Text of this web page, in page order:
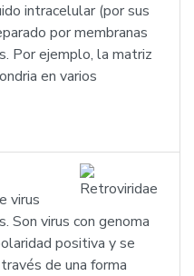
intracelular (por sus
por membranas
Por ejemplo, la matriz
en varios
virus
Son virus con genoma
positiva y se
de una forma